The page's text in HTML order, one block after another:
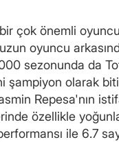
çok önemli
oyuncu
sezonunda da
şampiyon olarak
Repesa'nın
özellikle
ile 6.7